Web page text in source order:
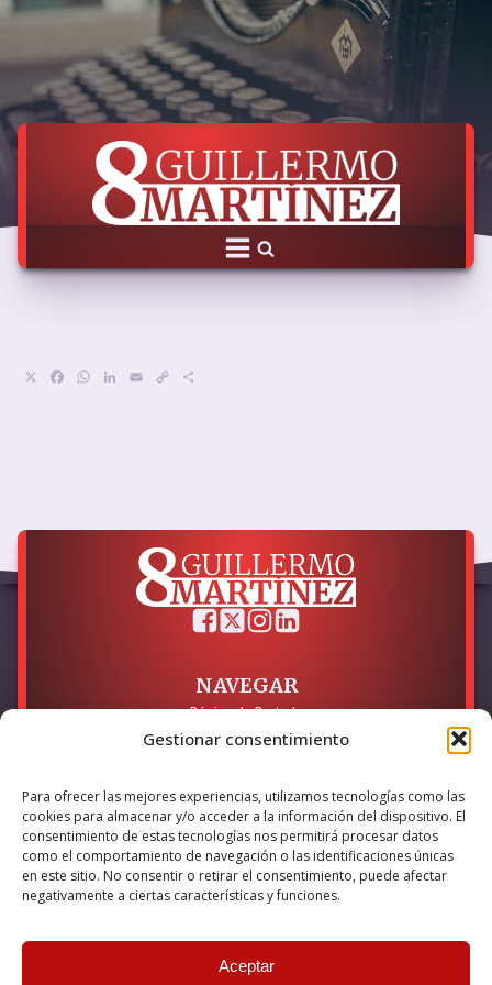
Gestionar consentimiento
Para ofrecer las mejores experiencias, utilizamos tecnologías como las
cookies para almacenar y/o acceder a la información del dispositivo. El
consentimiento de estas tecnologías nos permitirá procesar datos
como el comportamiento de navegación o las identificaciones únicas
en este sitio. No consentir o retirar el consentimiento, puede afectar
negativamente a ciertas características y funciones.
Aceptar
Facebook
WhatsApp
LinkedIn
EmailCopy
NAVEGAR
Página de Portada
Sobre mí / Contacto
LEGAL
Política de Privacidad
Política de Cookies
Accesibilidad
Esta empresa ha sido beneficiaria del bono Kit Digital y lo ha
internet, financiado por la Unión Europea – NextGeneration EU